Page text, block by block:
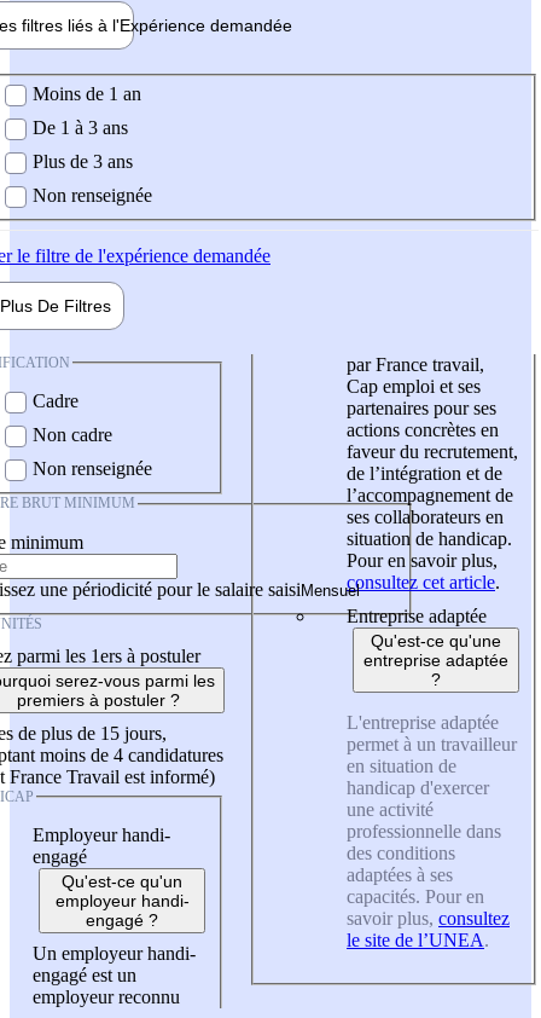
filtres liés à l'Expérience demandée
demandée
Moins de 1 an
De 1 à 3 ans
Plus de 3 ans
Non renseignée
le filtre de l'expérience demandée
Plus De Filtres
Cadre
Non cadre
Non renseignée
BRUT MINIMUM
minimum
une périodicité pour le salaire saisi
parmi les 1ers à postuler
serez-vous parmi les
premiers à postuler ?
de plus de 15 jours,
moins de 4 candidatures
France Travail est informé)
Employeur handi-
engagé
Qu'est-ce qu'un
employeur handi-
engagé ?
Un employeur handi-
engagé est un
employeur reconnu
par France travail,
Cap emploi et ses
partenaires pour ses
actions concrètes en
faveur du recrutement,
de l’intégration et de
l’accompagnement de
ses collaborateurs en
situation de handicap.
Pour en savoir plus,
consultez cet article.
Entreprise adaptée
Qu'est-ce qu'une
entreprise adaptée
?
L'entreprise adaptée
permet à un travailleur
en situation de
handicap d'exercer
une activité
professionnelle dans
des conditions
adaptées à ses
capacités. Pour en
savoir plus, consultez
le site de l’UNEA.